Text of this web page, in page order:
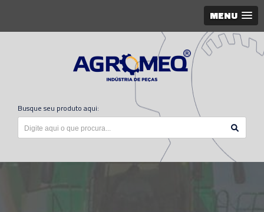
MENU
Busque seu produto aqui: